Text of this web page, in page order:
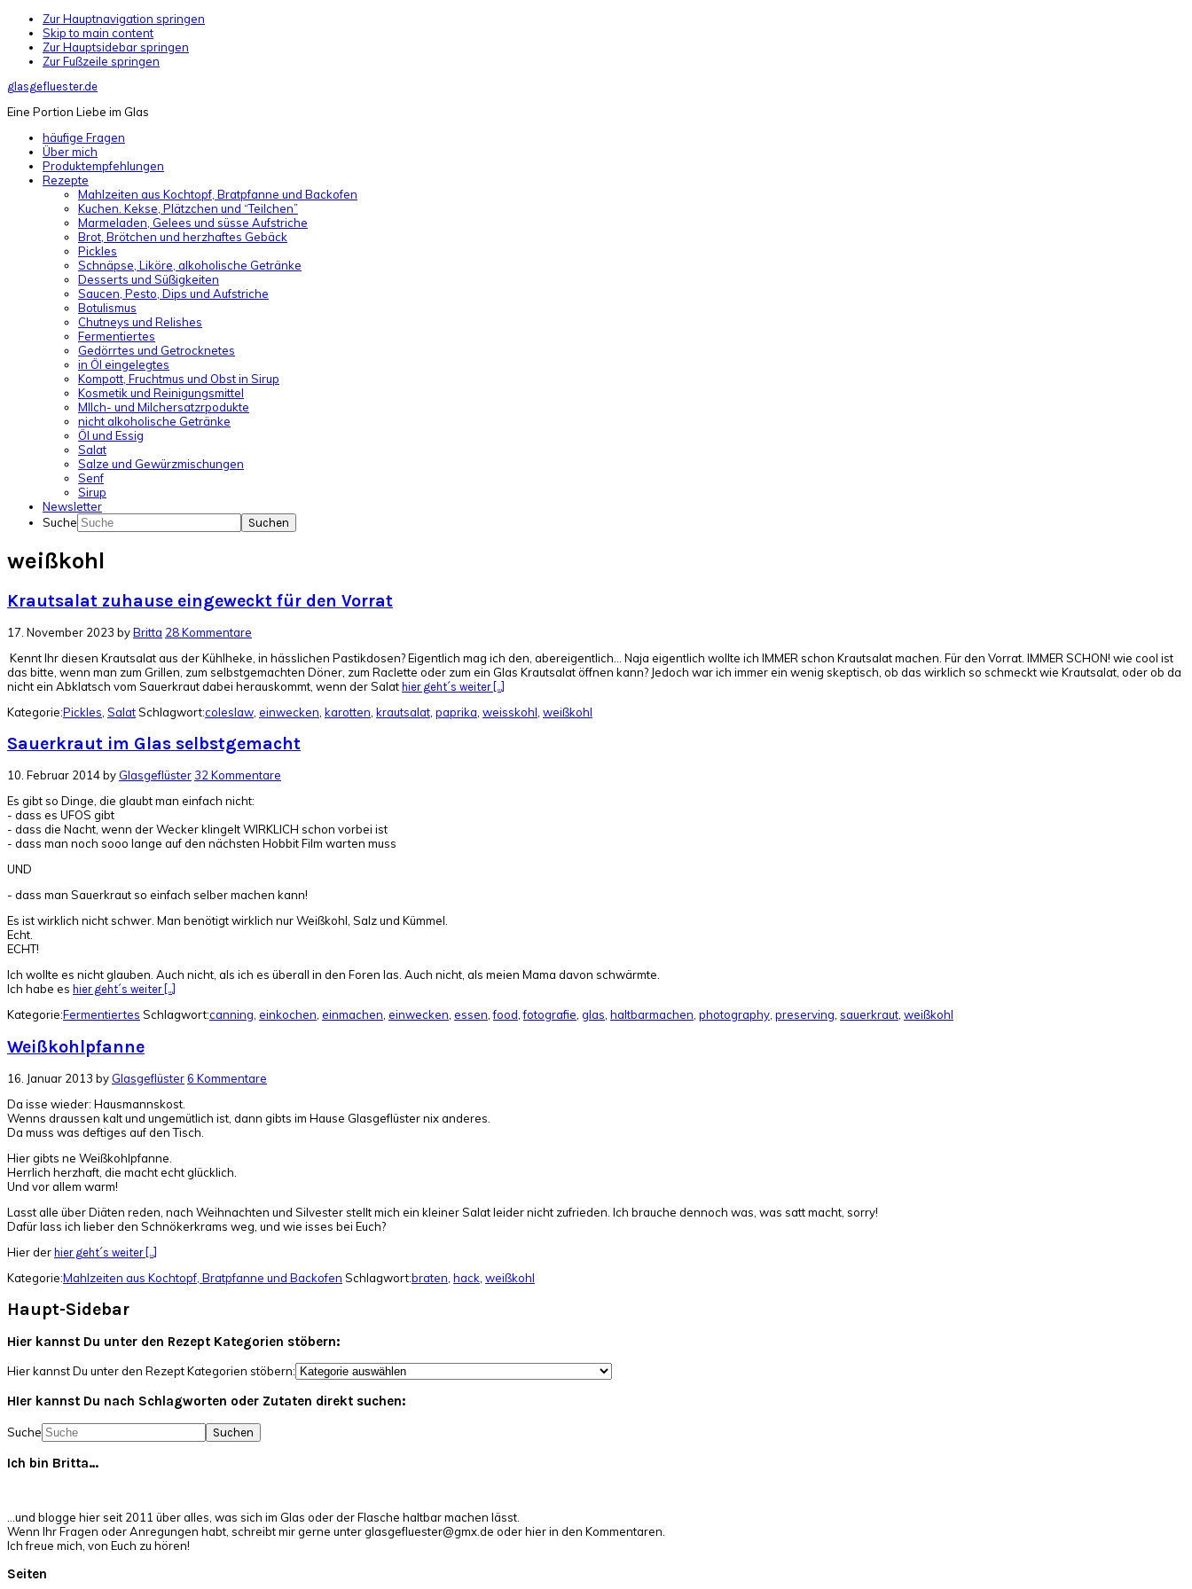
Zur Hauptnavigation springen
Skip to main content
Zur Hauptsidebar springen
Zur Fußzeile springen
glasgefluester.de
Eine Portion Liebe im Glas
häufige Fragen
Über mich
Produktempfehlungen
Rezepte
Mahlzeiten aus Kochtopf, Bratpfanne und Backofen
Kuchen. Kekse, Plätzchen und “Teilchen”
Marmeladen, Gelees und süsse Aufstriche
Brot, Brötchen und herzhaftes Gebäck
Pickles
Schnäpse, Liköre, alkoholische Getränke
Desserts und Süßigkeiten
Saucen, Pesto, Dips und Aufstriche
Botulismus
Chutneys und Relishes
Fermentiertes
Gedörrtes und Getrocknetes
in Öl eingelegtes
Kompott, Fruchtmus und Obst in Sirup
Kosmetik und Reinigungsmittel
MIlch- und Milchersatzrpodukte
nicht alkoholische Getränke
Öl und Essig
Salat
Salze und Gewürzmischungen
Senf
Sirup
Newsletter
Suche
weißkohl
Krautsalat zuhause eingeweckt für den Vorrat
17. November 2023 byBritta 28 Kommentare
Kennt Ihr diesen Krautsalat aus der Kühlheke, in hässlichen Pastikdosen? Eigentlich mag ich den, abereigentlich... Naja eigentlich wollte ich IMMER schon Krautsalat machen. Für den Vorrat. IMMER SCHON! wie cool ist
das bitte, wenn man zum Grillen, zum selbstgemachten Döner, zum Raclette oder zum ein Glas Krautsalat öffnen kann? Jedoch war ich immer ein wenig skeptisch, ob das wirklich so schmeckt wie Krautsalat, oder ob da
nicht ein Abklatsch vom Sauerkraut dabei herauskommt, wenn der Salat hier geht´s weiter [...]
Kategorie:Pickles SalatSchlagwort:coleslaw einwecken karotten krautsalat paprika weisskohl weißkohl
Sauerkraut im Glas selbstgemacht
10. Februar 2014by Glasgeflüster 32 Kommentare
Es gibt so Dinge, die glaubt man einfach nicht:
- dass es UFOS gibt
- dass die Nacht, wenn der Wecker klingelt WIRKLICH schon vorbei ist
- dass man noch sooo lange auf den nächsten Hobbit Film warten muss
UND
- dass man Sauerkraut so einfach selber machen kann!
Es ist wirklich nicht schwer. Man benötigt wirklich nur Weißkohl, Salz und Kümmel.
Echt.
ECHT!
Ich wollte es nicht glauben. Auch nicht, als ich es überall in den Foren las. Auch nicht, als meien Mama davon schwärmte.
Ich habe es hier geht´s weiter [...]
Kategorie:Fermentiertes Schlagwort:canning, einkochen, einmachen, einwecken, essen,food,fotografie, glas, haltbarmachen, photography, preserving, sauerkraut, weißkohl
Weißkohlpfanne
16. Januar 2013 by Glasgeflüster6 Kommentare
Da isse wieder: Hausmannskost.
Wenns draussen kalt und ungemütlich ist, dann gibts im Hause Glasgeflüster nix anderes.
Da muss was deftiges auf den Tisch.
Hier gibts ne Weißkohlpfanne.
Herrlich herzhaft, die macht echt glücklich.
Und vor allem warm!
Lasst alle über Diäten reden, nach Weihnachten und Silvester stellt mich ein kleiner Salat leider nicht zufrieden. Ich brauche dennoch was, was satt macht, sorry!
Dafür lass ich lieber den Schnökerkrams weg, und wie isses bei Euch?
Hier der hier geht´s weiter [...]
Kategorie:Mahlzeiten aus Kochtopf, Bratpfanne und Backofen Schlagwort:braten hack weißkohl
Haupt-Sidebar
Hier kannst Du unter den Rezept Kategorien stöbern:
Hier kannst Du unter den Rezept Kategorien stöbern:
HIer kannst Du nach Schlagworten oder Zutaten direkt suchen:
Suche
Ich bin Britta…
…und blogge hier seit 2011 über alles, was sich im Glas oder der Flasche haltbar machen lässt.
Wenn Ihr Fragen oder Anregungen habt, schreibt mir gerne unter glasgefluester@gmx.de oder hier in den Kommentaren.
Ich freue mich, von Euch zu hören!
Seiten